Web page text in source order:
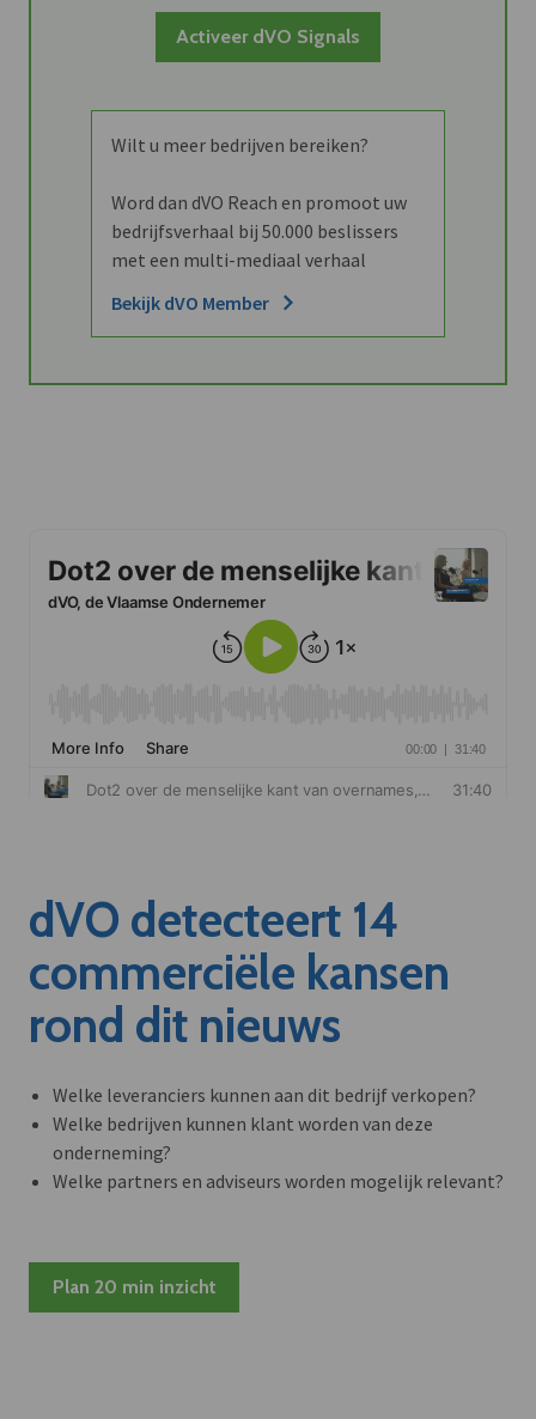
Activeer dVO Signals
Wilt u meer bedrijven bereiken?
Word dan dVO Reach en promoot uw
bedrijfsverhaal bij 50.000 beslissers
met een multi-mediaal verhaal
Bekijk dVO Member
dVO detecteert 14
commerciële kansen
rond dit nieuws
Welke leveranciers kunnen aan dit bedrijf verkopen?
Welke bedrijven kunnen klant worden van deze
onderneming?
Welke partners en adviseurs worden mogelijk relevant?
Plan 20 min inzicht